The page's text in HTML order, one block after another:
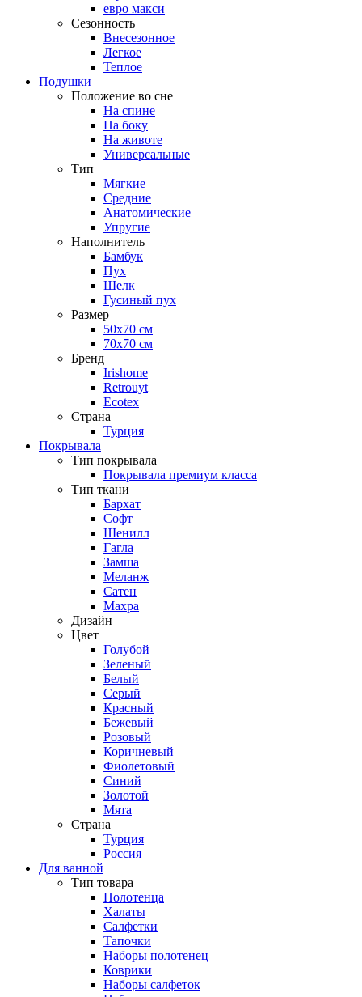
евро макси
Сезонность
Внесезонное
Легкое
Теплое
Подушки
Положение во сне
На спине
На боку
На животе
Универсальные
Тип
Мягкие
Средние
Анатомические
Упругие
Наполнитель
Бамбук
Пух
Шелк
Гусиный пух
Размер
50х70 см
70х70 см
Бренд
Irishome
Retrouyt
Ecotex
Cтрана
Турция
Покрывала
Тип покрывала
Покрывала премиум класса
Тип ткани
Бархат
Софт
Шенилл
Гагла
Замша
Меланж
Сатен
Махра
Дизайн
Цвет
Голубой
Зеленый
Белый
Серый
Красный
Бежевый
Розовый
Коричневый
Фиолетовый
Синий
Золотой
Мята
Страна
Турция
Россия
Для ванной
Тип товара
Полотенца
Халаты
Салфетки
Тапочки
Наборы полотенец
Коврики
Наборы салфеток